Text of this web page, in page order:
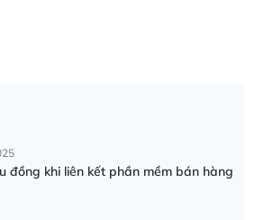
đồng khi liên kết phần mềm bán hàng